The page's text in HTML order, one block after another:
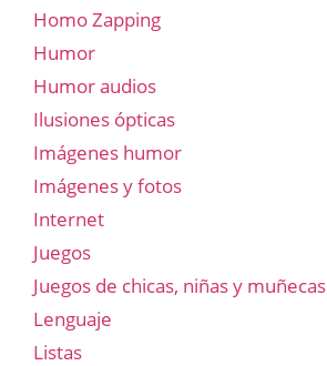
Homo Zapping
Humor
Humor audios
Ilusiones ópticas
Imágenes humor
Imágenes y fotos
Internet
Juegos
Juegos de chicas, niñas y muñecas
Lenguaje
Listas